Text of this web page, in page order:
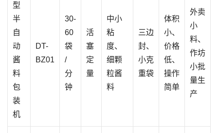
型
半
自
动
酱
料
包
装
机
DT-
BZ01
30-
60
袋
/
分
钟
活
塞
定
量
中小
粘
度、
细颗
粒酱
料
三边
封、
小克
重袋
体积
小、
价格
低、
操作
简单
外卖
小
料、
作坊
小批
量生
产